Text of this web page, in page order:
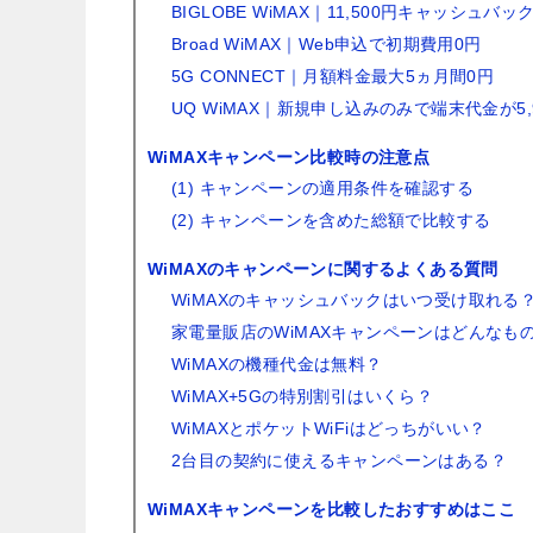
BIGLOBE WiMAX｜11,500円キャッシュバック
Broad WiMAX｜Web申込で初期費用0円
5G CONNECT｜月額料金最大5ヵ月間0円
UQ WiMAX｜新規申し込みのみで端末代金が
WiMAXキャンペーン比較時の注意点
(1) キャンペーンの適用条件を確認する
(2) キャンペーンを含めた総額で比較する
WiMAXのキャンペーンに関するよくある質問
WiMAXのキャッシュバックはいつ受け取れる？
家電量販店のWiMAXキャンペーンはどんなも
WiMAXの機種代金は無料？
WiMAX+5Gの特別割引はいくら？
WiMAXとポケットWiFiはどっちがいい？
2台目の契約に使えるキャンペーンはある？
WiMAXキャンペーンを比較したおすすめはここ